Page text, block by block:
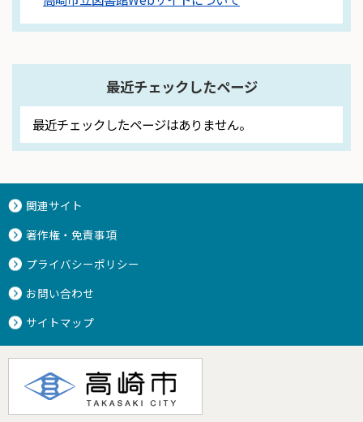
最近チェックしたページ
最近チェックしたページはありません。
関連サイト
著作権・免責事項
プライバシーポリシー
お問い合わせ
サイトマップ